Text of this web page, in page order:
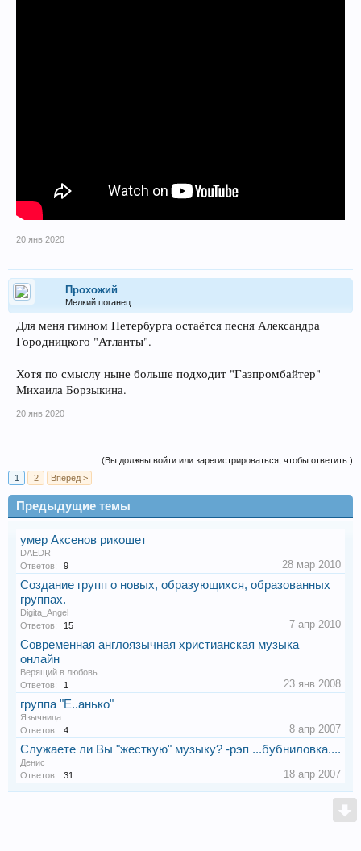
20 янв 2020
Прохожий
Мелкий поганец
Для меня гимном Петербурга остаётся песня Александра
Городницкого "Атланты".
Хотя по смыслу ныне больше подходит "Газпромбайтер"
Михаила Борзыкина.
20 янв 2020
(Вы должны войти или зарегистрироваться, чтобы ответить.)
1
2 Вперёд >
Предыдущие темы
умер Аксенов рикошет
DAEDR
Ответов:
9 28 мар 2010
Создание групп о новых, образующихся, образованных
группах.
Digita_Angel
Ответов:
15 7 апр 2010
Современная англоязычная христианская музыка
онлайн
Верящий в любовь
Ответов:
1 23 янв 2008
группа "Е..анько"
Язычница
Ответов:
4 8 апр 2007
Служаете ли Вы "жесткую" музыку? -рэп ...бубниловка....
Денис
Ответов:
31 18 апр 2007